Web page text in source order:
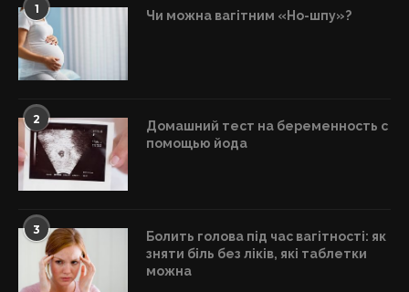
1 Чи можна вагітним «Но-шпу»?
2
Домашний тест на беременность с
помощью йода
3
Болить голова під час вагітності: як
зняти біль без ліків, які таблетки
можна